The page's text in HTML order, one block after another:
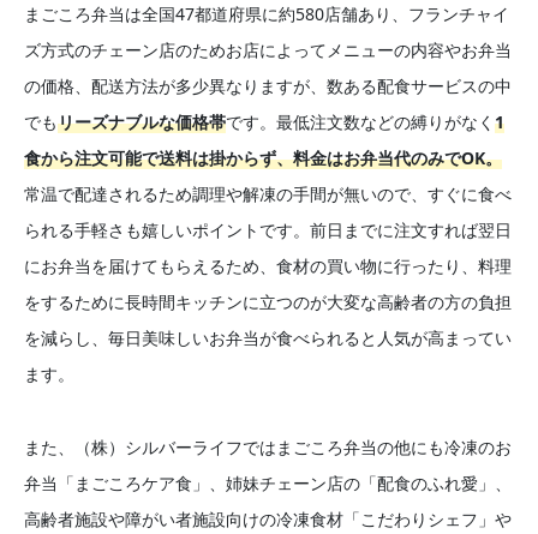
まごころ弁当は全国47都道府県に約580店舗あり、フランチャイ
ズ方式のチェーン店のためお店によってメニューの内容やお弁当
の価格、配送方法が多少異なりますが、数ある配食サービスの中
でもリーズナブルな価格帯です。最低注文数などの縛りがなく 1
食から注文可能で送料は掛からず、料金はお弁当代のみでOK。
常温で配達されるため調理や解凍の手間が無いので、すぐに食べ
られる手軽さも嬉しいポイントです。前日までに注文すれば翌日
にお弁当を届けてもらえるため、食材の買い物に行ったり、料理
をするために長時間キッチンに立つのが大変な高齢者の方の負担
を減らし、毎日美味しいお弁当が食べられると人気が高まってい
ます。
また、（株）シルバーライフではまごころ弁当の他にも冷凍のお
弁当「まごころケア食」、姉妹チェーン店の「配食のふれ愛」、
高齢者施設や障がい者施設向けの冷凍食材「こだわりシェフ」や